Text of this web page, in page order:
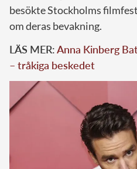
besökte Stockholms
om deras bevakning.
LÄS MER:Anna Kinberg
– tråkiga beskedet